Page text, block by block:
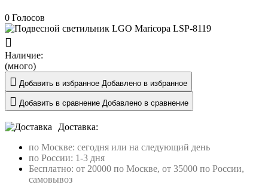
0 Голосов
Наличие:
(много)
Добавить в избранное Добавлено в избранное
Добавить в сравнение Добавлено в сравнение
Доставка:
по Москве: сегодня или на следующий день
по России: 1-3 дня
Бесплатно: от 20000 по Москве, от 35000 по России,
самовывоз